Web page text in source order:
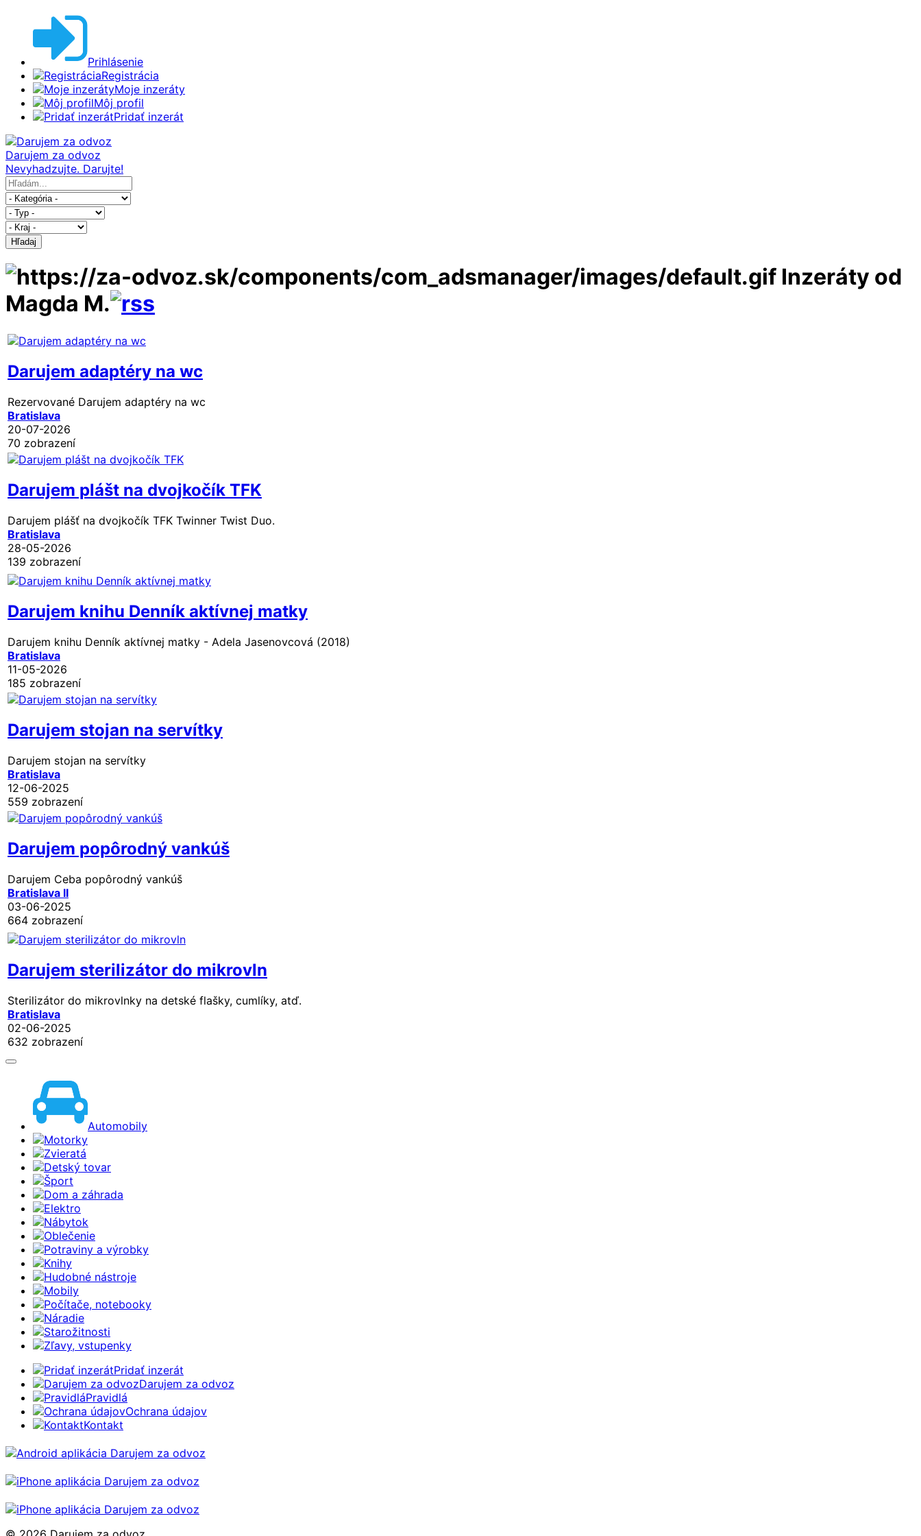
Prihlásenie
Registrácia
Moje inzeráty
Môj profil
Pridať inzerát
Darujem za odvoz
Nevyhadzujte. Darujte!
Hľadaj
Inzeráty od
Magda M.
Darujem adaptéry na wc
Rezervované Darujem adaptéry na wc
Bratislava
20-07-2026
70 zobrazení
Darujem plášt na dvojkočík TFK
Darujem plášť na dvojkočík TFK Twinner Twist Duo.
Bratislava
28-05-2026
139 zobrazení
Darujem knihu Denník aktívnej matky
Darujem knihu Denník aktívnej matky - Adela Jasenovcová (2018)
Bratislava
11-05-2026
185 zobrazení
Darujem stojan na servítky
Darujem stojan na servítky
Bratislava
12-06-2025
559 zobrazení
Darujem popôrodný vankúš
Darujem Ceba popôrodný vankúš
Bratislava II
03-06-2025
664 zobrazení
Darujem sterilizátor do mikrovln
Sterilizátor do mikrovlnky na detské flašky, cumlíky, atď.
Bratislava
02-06-2025
632 zobrazení
Automobily
Motorky
Zvieratá
Detský tovar
Šport
Dom a záhrada
Elektro
Nábytok
Oblečenie
Potraviny a výrobky
Knihy
Hudobné nástroje
Mobily
Počítače, notebooky
Náradie
Starožitnosti
Zľavy, vstupenky
Pridať inzerát
Darujem za odvoz
Pravidlá
Ochrana údajov
Kontakt